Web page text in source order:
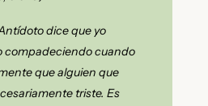
dice que yo
compadeciendo cuando
que alguien que
triste. Es